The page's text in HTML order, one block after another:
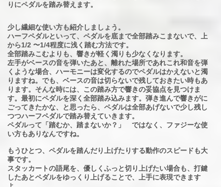
りにペダルを踏み替えます。
少し繊細な使い方も紹介しましょう。
ハーフペダルといって、ペダルを底まで全部踏みこまないで、上
から1/2 〜1/4程度に浅く踏む方法です。
全部踏みこむよりも、響きが軽く濁りも少なくなります。
左手がベースの音を弾いたあと、離れた場所であれこれ和音を弾
くような場合、ハーモニーは変化するのでペダルはかえないと濁
りますね。でも、ベースの音は切らないで残しておきたい時もあ
ります。そんな時には、この踏み方で響きの妥協点を見つけま
す。最初にペダルを深く全部踏み込みます。弾き進んで響きがに
ごってきたかな、と思ったら、ペダルは全部あげないで少し残し
つつハーフペダルで踏み替えていきます。
ペダルって「踏むか、踏まないか？」 ではなく、ファジーな使
い方もありなんですね。
もうひとつ、ペダルを踏んだり上げたりする動作のスピードも大
事です。
スタッカートの語尾を、優しくふっと切り上げたい場合も、打鍵
したあとペダルをゆっくり上げることで、上手に表現できます